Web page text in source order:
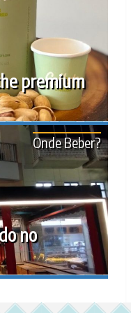
premium
no
Onde Beber?